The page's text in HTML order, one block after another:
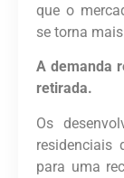
que o
se torna
A demanda
retirada.
Os
residenciais
para uma